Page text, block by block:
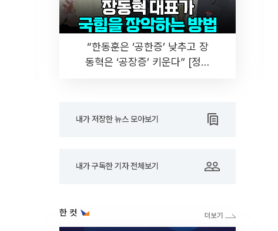
“한동훈은 ‘공한증’ 낮추고 장
동혁은 ‘공장증’ 키운다” [정치
내가 저장한 뉴스 모아보기
내가 구독한 기자 전체보기
한 컷